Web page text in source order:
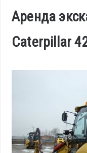
Аренда
Caterpillar